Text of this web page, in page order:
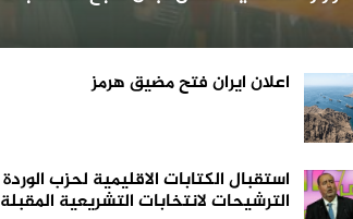
اعلان ايران فتح مضيق هرمز
استقبال الكتابات الاقليمية لحزب الوردة
الترشيحات لانتخابات التشريعية المقبلة